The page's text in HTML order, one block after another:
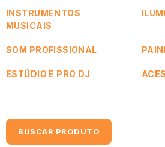
INSTRUMENTOS
MUSICAIS
SOM PROFISSIONAL
ESTÚDIO E PRO DJ
BUSCAR PRODUTO